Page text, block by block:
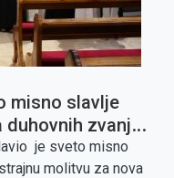
misno slavlje
zvanja
je sveto misno
molitvu za nova